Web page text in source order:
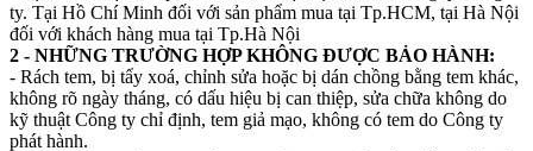
ty. Tại Hồ Chí Minh đối với sản phẩm mua tại Tp.HCM, tại Hà Nội
đối với khách hàng mua tại Tp.Hà Nội
2 - NHỮNG TRƯỜNG HỢP KHÔNG ĐƯỢC BẢO HÀNH:
- Rách tem, bị tẩy xoá, chỉnh sửa hoặc bị dán chồng bằng tem khác,
không rõ ngày tháng, có dấu hiệu bị can thiệp, sửa chữa không do
kỹ thuật Công ty chỉ định, tem giả mạo, không có tem do Công ty
phát hành.